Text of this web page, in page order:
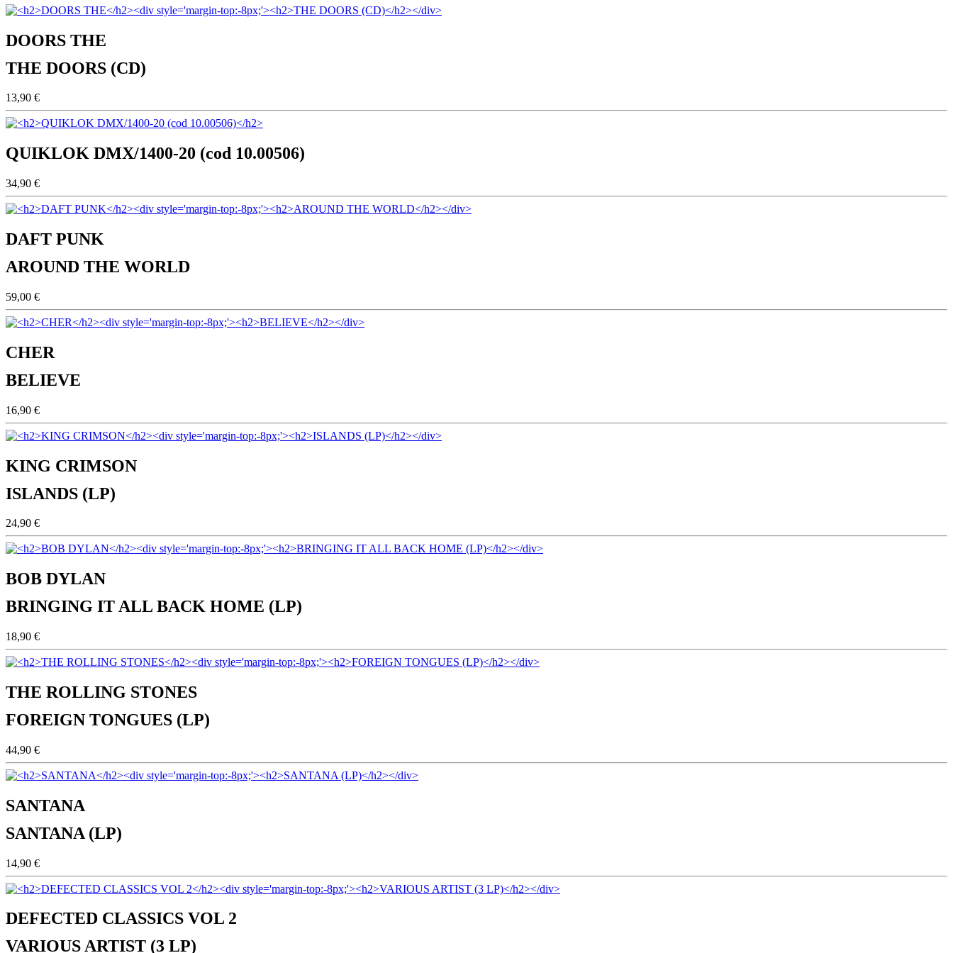
DOORS THE
THE DOORS (CD)
13,90 €
QUIKLOK DMX/1400-20 (cod 10.00506)
34,90 €
DAFT PUNK
AROUND THE WORLD
59,00 €
CHER
BELIEVE
16,90 €
KING CRIMSON
ISLANDS (LP)
24,90 €
BOB DYLAN
BRINGING IT ALL BACK HOME (LP)
18,90 €
THE ROLLING STONES
FOREIGN TONGUES (LP)
44,90 €
SANTANA
SANTANA (LP)
14,90 €
DEFECTED CLASSICS VOL 2
VARIOUS ARTIST (3 LP)